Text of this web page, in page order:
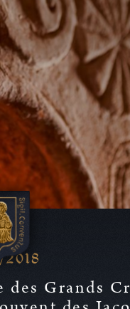
des Grands
au Vin
Vin
vins